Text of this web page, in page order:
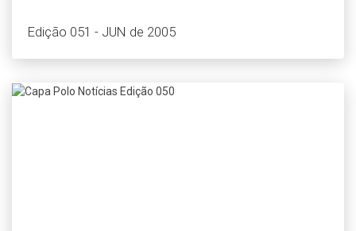
Edição 051 - JUN de 2005